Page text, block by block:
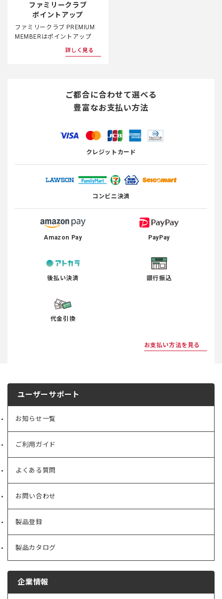
ファミリークラブ
ポイントアップ
ファミリークラブ PREMIUM
MEMBERはポイントアップ
詳しく見る
ご都合に合わせて選べる
豊富なお支払い方法
クレジットカード
コンビニ決済
Amazon Pay PayPay
後払い決済 銀行振込
代金引換
お支払い方法を見る
ユーザーサポート
お知らせ一覧
ご利用ガイド
よくある質問
お問い合わせ
製品登録
製品カタログ
企業情報